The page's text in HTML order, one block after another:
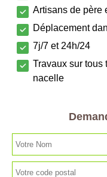
Artisans de père
Déplacement
7j/7 et 24h/24
Travaux sur tous
nacelle